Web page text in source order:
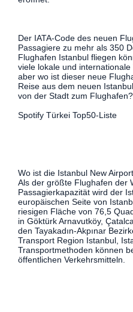
Der IATA-Code des neuen
Passagiere zu mehr als 350
Flughafen Istanbul fliegen
viele lokale und internationale
aber wo ist dieser neue
Reise aus dem neuen
von der Stadt zum Flughafen?
Spotify Türkei Top50-Liste
Wo ist die Istanbul New
Als der größte Flughafen der
Passagierkapazität wird der
europäischen Seite von
riesigen Fläche von 76,5
in Göktürk Arnavutköy,
den Tayakadın-Akpınar
Transport Region Istanbul,
Transportmethoden können
öffentlichen Verkehrsmitteln.